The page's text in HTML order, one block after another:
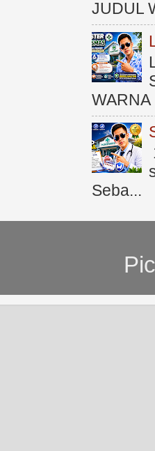
JUDUL
Seba...